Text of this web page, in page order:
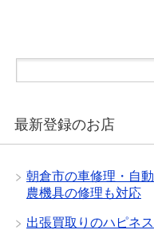
最新登録のお店
朝倉市の車修理・自
農機具の修理も対応
出張買取りのハピネス